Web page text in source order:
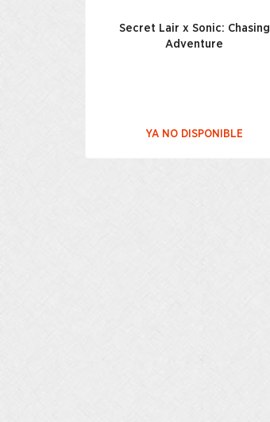
Secret Lair x Sonic: Chasing
Adventure
YA NO DISPONIBLE